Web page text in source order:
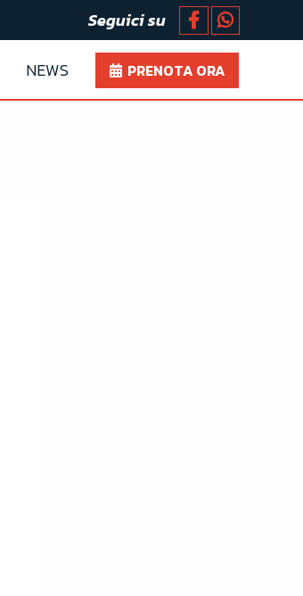
Seguici su
NEWS PRENOTA ORA